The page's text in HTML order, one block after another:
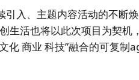
入、主题内容活动的不断
生活也将以此次项目为契机
化 商业 科技”融合的可复制